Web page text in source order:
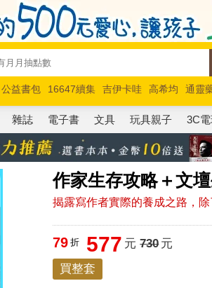
公益書包 16647續集 吉伊卡哇 高希均
通靈
馬斯克 玩具總動員5 超慢跑
雜誌 電子書 文具 玩具親子 3C
作家生存攻略＋文
揭露寫作者實際的養成之路，
79 折 577 元 730元
買整套